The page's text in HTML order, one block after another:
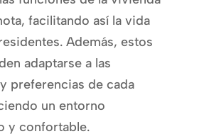
facilitando así la vida
Además, estos
adaptarse a las
preferencias de cada
un entorno
y confortable.